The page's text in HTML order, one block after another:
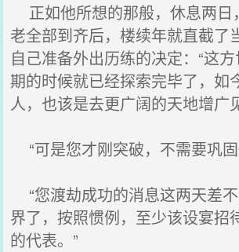
正如他所想的那般，休息两日
老全部到齐后，楼续年就直截了
自己准备外出历练的决定：“这
期的时候就已经探索完毕了，如
人，也该是去更广阔的天地增广
“可是您才刚突破，不需要巩
“您渡劫成功的消息这两天差
界了，按照惯例，至少该设宴招
的代表。”